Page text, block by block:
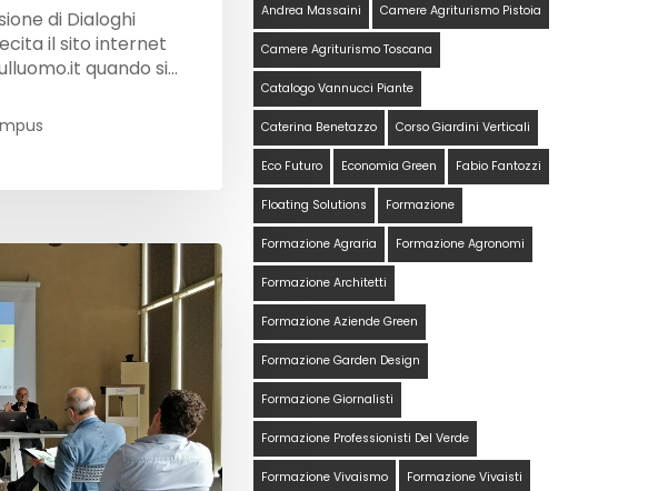
di Dialoghi
il sito internet
quando si…
Andrea Massaini Camere Agriturismo Pistoia
Camere Agriturismo Toscana
Catalogo Vannucci Piante
Caterina Benetazzo Corso Giardini Verticali
Eco Futuro Economia Green Fabio Fantozzi
Floating Solutions Formazione
Formazione Agraria Formazione Agronomi
Formazione Architetti
Formazione Aziende Green
Formazione Garden Design
Formazione Giornalisti
Formazione Professionisti Del Verde
Formazione Vivaismo Formazione Vivaisti